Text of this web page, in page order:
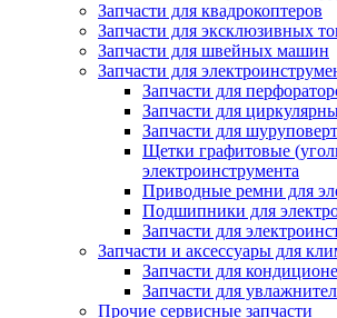
Запчасти для квадрокоптеров
Запчасти для эксклюзивных
Запчасти для швейных машин
Запчасти для
Запчасти для
Запчасти для
Запчасти для
Щетки графитовые
электроинструмента
Приводные ремни для
Подшипники для
Запчасти для
Запчасти и аксессуары для
Запчасти для
Запчасти для
Прочие сервисные запчасти